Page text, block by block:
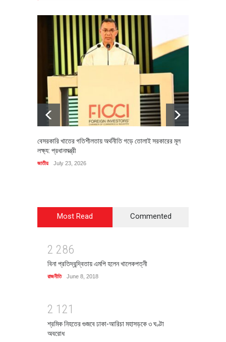
বেসরকারি খাতের গতিশীলতায় অর্থনীতি গড়ে তোলাই সরকারের মূল
লক্ষ্য: প্রধানমন্ত্রী
জাতীয় July 23, 2026
Most Read Commented
2 286
বিনা প্রতিদ্বন্দ্বিতায় এমপি হলেন খালেকপত্নী
রাজনীতি June 8, 2018
2 1 21
শ্রমিক নিহতের গুজবে ঢাকা-আরিচা মহাসড়কে ৩ ঘণ্টা
অবরোধ